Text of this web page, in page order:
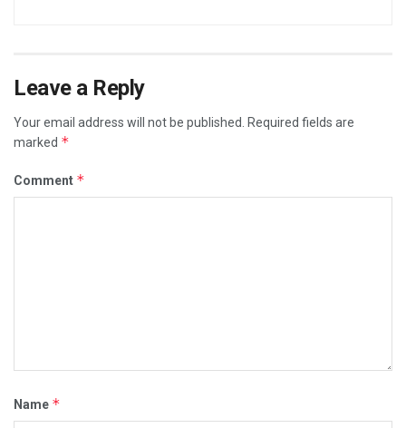
Leave a Reply
Your email address will not be published.
Required fields are
marked *
Comment *
Name *